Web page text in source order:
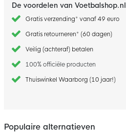
De voordelen van Voetbalshop.nl
Gratis verzending* vanaf 49 euro
Gratis retourneren* (60 dagen)
Veilig (achteraf) betalen
100% officiële producten
Thuiswinkel Waarborg (10 jaar!)
Populaire alternatieven